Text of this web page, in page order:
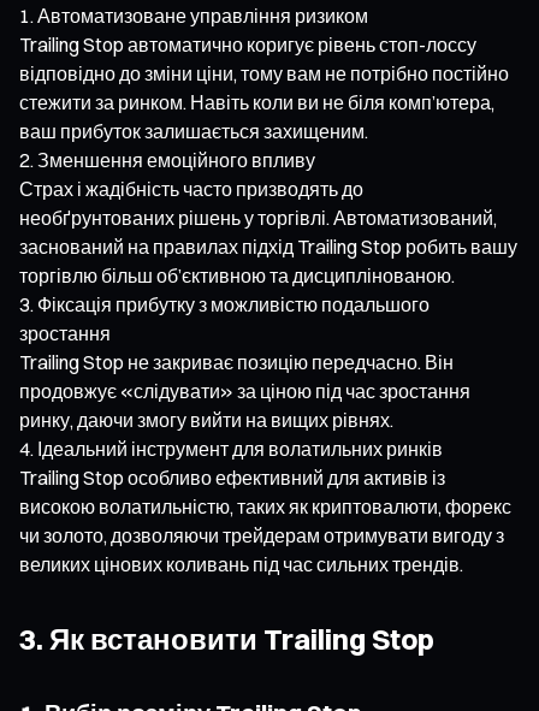
Автоматизоване управління ризиком
Trailing Stop автоматично коригує рівень стоп-лоссу
відповідно до зміни ціни, тому вам не потрібно постійно
стежити за ринком. Навіть коли ви не біля комп’ютера,
ваш прибуток залишається захищеним.
Зменшення емоційного впливу
Страх і жадібність часто призводять до
необґрунтованих рішень у торгівлі. Автоматизований,
заснований на правилах підхід Trailing Stop робить вашу
торгівлю більш об’єктивною та дисциплінованою.
Фіксація прибутку з можливістю подальшого
зростання
Trailing Stop не закриває позицію передчасно. Він
продовжує «слідувати» за ціною під час зростання
ринку, даючи змогу вийти на вищих рівнях.
Ідеальний інструмент для волатильних ринків
Trailing Stop особливо ефективний для активів із
високою волатильністю, таких як криптовалюти, форекс
чи золото, дозволяючи трейдерам отримувати вигоду з
великих цінових коливань під час сильних трендів.
3. Як встановити Trailing Stop